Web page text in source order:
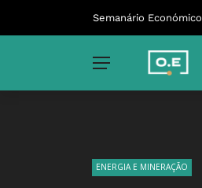
Semanário Económico
ENERGIA E MINERAÇÃO